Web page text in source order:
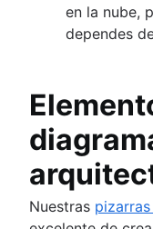
en la nube,
dependes
Nuestras